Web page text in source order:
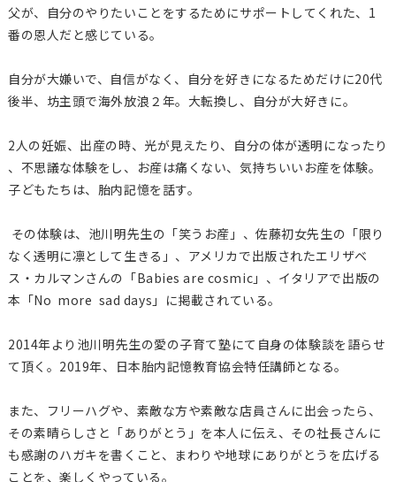
父が、自分のやりたいことをするためにサポートしてくれた、1
番の恩人だと感じている。
自分が大嫌いで、自信がなく、自分を好きになるためだけに20代
後半、坊主頭で海外放浪２年。大転換し、自分が大好きに。
2人の妊娠、出産の時、光が見えたり、自分の体が透明になったり
、不思議な体験をし、お産は痛くない、気持ちいいお産を体験。
子どもたちは、胎内記憶を話す。
その体験は、池川明先生の「笑うお産」、佐藤初女先生の「限り
なく透明に凛として生きる」、アメリカで出版されたエリザベ
ス・ カルマンさんの「Babies are cosmic」、イタリアで出版の
本「No more sad days」に掲載されている。
2014年より池川明先生の愛の子育て塾にて自身の体験談を語ら せ
て頂く。2019年、日本胎内記憶教育協会特任講師となる。
また、フリーハグや、素敵な方や素敵な店員さんに出会ったら、
その素晴らしさと「ありがとう」を本人に伝え、その社長さんに
も感謝のハガキを書くこと、まわりや地球にありがとうを広げる
ことを、楽しくやっている。